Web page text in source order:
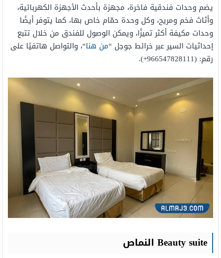
يضم وحدات فندقية فاخرة، مجهزة بأحدث الأجهزة الكهربائية،
وأثاث فخم ومريح، وكل وحدة حمّام خاص بها، كما يتوفر أيضًا
وحدات مكيفة أكثر تميزًا، ويمكن الوصول للفندق من خلال تتبع
إحداثيات السير عبر خرائط جوجل “من هنا“، والتواصل هاتفيًا على
رقم: (966547828111+).
Beauty suite النماص